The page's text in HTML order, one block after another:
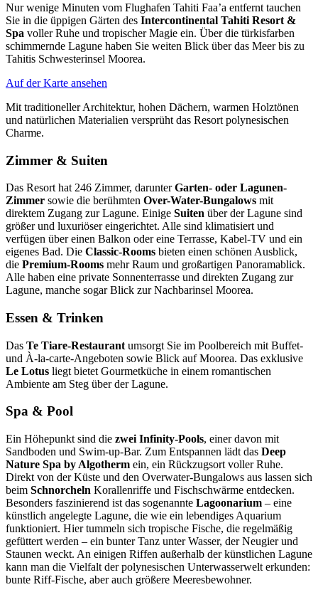
Nur wenige Minuten vom Flughafen Tahiti Faa’a entfernt tauchen
Sie in die üppigen Gärten des Intercontinental Tahiti Resort &
Spa voller Ruhe und tropischer Magie ein. Über die türkisfarben
schimmernde Lagune haben Sie weiten Blick über das Meer bis zu
Tahitis Schwesterinsel Moorea.
Auf der Karte ansehen
Mit traditioneller Architektur, hohen Dächern, warmen Holztönen
und natürlichen Materialien versprüht das Resort polynesischen
Charme.
Zimmer & Suiten
Das Resort hat 246 Zimmer, darunterGarten- oder Lagunen-
Zimmer sowie die berühmten Over-Water-Bungalows mit
direktem Zugang zur Lagune. Einige Suiten über der Lagune sind
größer und luxuriöser eingerichtet. Alle sind klimatisiert und
verfügen über einen Balkon oder eine Terrasse, Kabel-TV und ein
eigenes Bad. Die Classic-Rooms bieten einen schönen Ausblick,
die Premium-Rooms mehr Raum und großartigen Panoramablick.
Alle haben eine private Sonnenterrasse und direkten Zugang zur
Lagune, manche sogar Blick zur Nachbarinsel Moorea.
Essen & Trinken
Das Te Tiare-Restaurant umsorgt Sie im Poolbereich mit Buffet-
und À-la-carte-Angeboten sowie Blick auf Moorea. Das exklusive
Le Lotus liegt bietet Gourmetküche in einem romantischen
Ambiente am Steg über der Lagune.
Spa & Pool
Ein Höhepunkt sind die zwei Infinity-Pools, einer davon mit
Sandboden und Swim-up-Bar. Zum Entspannen lädt das Deep
Nature Spa by Algotherm ein, ein Rückzugsort voller Ruhe.
Direkt von der Küste und den Overwater-Bungalows aus lassen sich
beim Schnorcheln Korallenriffe und Fischschwärme entdecken.
Besonders faszinierend ist das sogenannte Lagoonarium – eine
künstlich angelegte Lagune, die wie ein lebendiges Aquarium
funktioniert. Hier tummeln sich tropische Fische, die regelmäßig
gefüttert werden – ein bunter Tanz unter Wasser, der Neugier und
Staunen weckt. An einigen Riffen außerhalb der künstlichen Lagune
kann man die Vielfalt der polynesischen Unterwasserwelt erkunden:
bunte Riff-Fische, aber auch größere Meeresbewohner.